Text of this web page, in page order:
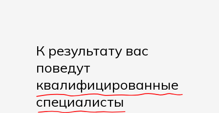
К результату вас
поведут
квалифицированные
специалисты